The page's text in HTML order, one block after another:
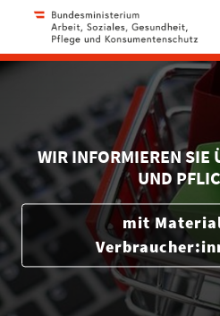
WIR INFORMIEREN SIE
UND
mit